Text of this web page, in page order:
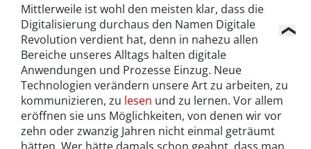
Mittlerweile ist wohl den meisten klar, dass die
Digitalisierung durchaus den Namen Digitale
Revolution verdient hat, denn in nahezu allen
Bereiche unseres Alltags halten digitale
Anwendungen und Prozesse Einzug. Neue
Technologien verändern unsere Art zu arbeiten, zu
kommunizieren, zu lesen und zu lernen. Vor allem
eröffnen sie uns Möglichkeiten, von denen wir vor
zehn oder zwanzig Jahren nicht einmal geträumt
hätten. Wer hätte damals schon geahnt, dass man